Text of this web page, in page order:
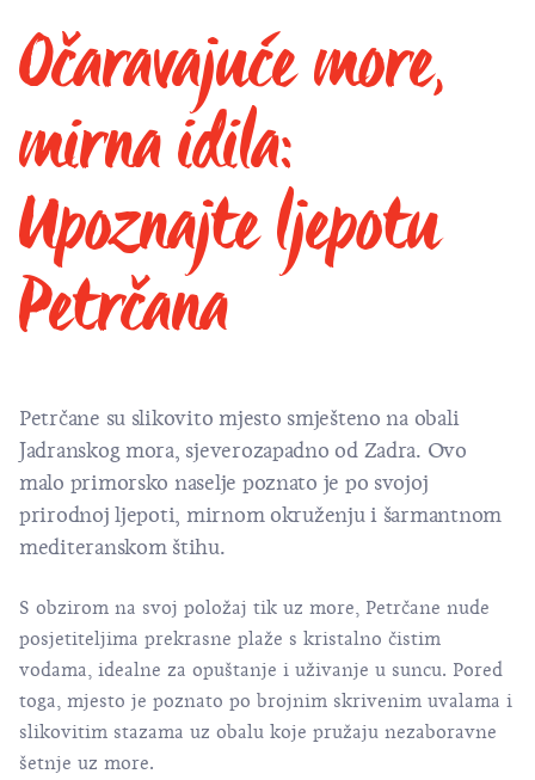
Očaravajuće more,
mirna idila:
Upoznajte ljepotu
Petrčana
Petrčane su slikovito mjesto smješteno na obali
Jadranskog mora, sjeverozapadno od Zadra. Ovo
malo primorsko naselje poznato je po svojoj
prirodnoj ljepoti, mirnom okruženju i šarmantnom
mediteranskom štihu.
S obzirom na svoj položaj tik uz more, Petrčane nude
posjetiteljima prekrasne plaže s kristalno čistim
vodama, idealne za opuštanje i uživanje u suncu. Pored
toga, mjesto je poznato po brojnim skrivenim uvalama i
slikovitim stazama uz obalu koje pružaju nezaboravne
šetnje uz more.